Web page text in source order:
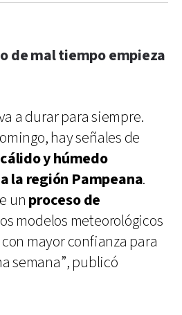
de mal tiempo empieza
a durar para siempre.
hay señales de
y húmedo
la región Pampeana.
un proceso de
modelos meteorológicos
mayor confianza para
semana”, publicó